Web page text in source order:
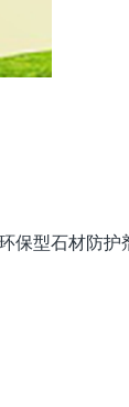
保型石材防护